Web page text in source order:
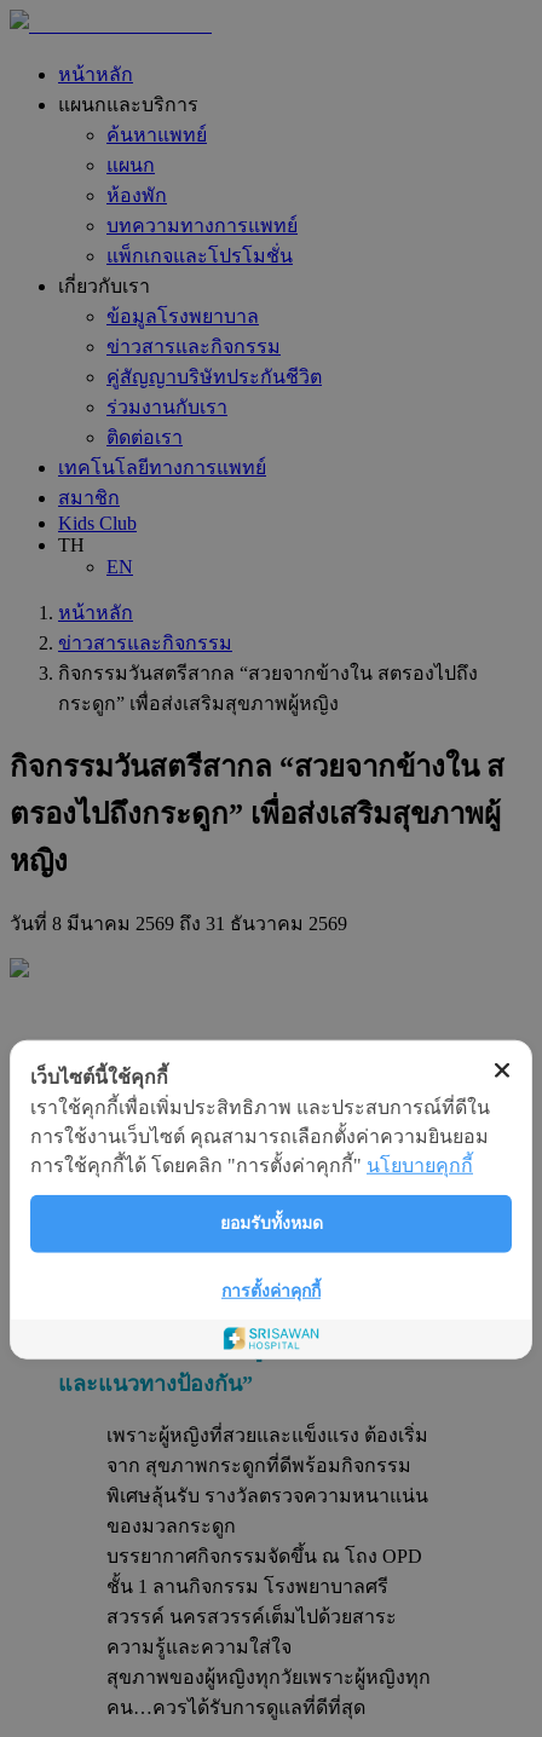
หน้าหลัก
แผนกและบริการ
ค้นหาแพทย์
แผนก
ห้องพัก
บทความทางการแพทย์
แพ็กเกจและโปรโมชั่น
เกี่ยวกับเรา
ข้อมูลโรงพยาบาล
ข่าวสารและกิจกรรม
คู่สัญญาบริษัทประกันชีวิต
ร่วมงานกับเรา
ติดต่อเรา
เทคโนโลยีทางการแพทย์
สมาชิก
Kids Club
TH
EN
หน้าหลัก
ข่าวสารและกิจกรรม
กิจกรรมวันสตรีสากล “สวยจากข้างใน สตรองไปถึง
กระดูก” เพื่อส่งเสริมสุขภาพผู้หญิง
กิจกรรมวันสตรีสากล “สวยจากข้างใน ส
ตรองไปถึงกระดูก” เพื่อส่งเสริมสุขภาพผู้
หญิง
วันที่ 8 มีนาคม 2569 ถึง 31 ธันวาคม 2569
สวยจากข้างใน สตรองไปถึงกระดูก
เนื่องในโอกาส วันสตรีสากล 2569โรงพยาบาลศรี
สวรรค์ นครสวรรค์ จัดกิจกรรมให้ความรู้ด้าน
สุขภาพสำหรับผู้หญิง
เพื่อเสริมสร้างความแข็งแรงจากภายในสู่ภายนอก
ภายในงานได้รับเกียรติจากรศ.พญ.ดร. ปิยอร นำ
ไพศาล แพทย์เฉพาะทางศัลยกรรมกระดูกและข้อ
“การตรวจมวลกระดูกเพื่อประเมินความเสี่ยง
และแนวทางป้องกัน”
เพราะผู้หญิงที่สวยและแข็งแรง ต้องเริ่ม
จาก สุขภาพกระดูกที่ดีพร้อมกิจกรรม
พิเศษลุ้นรับ รางวัลตรวจความหนาแน่น
ของมวลกระดูก
บรรยากาศกิจกรรมจัดขึ้น ณ โถง OPD
ชั้น 1 ลานกิจกรรม โรงพยาบาลศรี
สวรรค์ นครสวรรค์เต็มไปด้วยสาระ
ความรู้และความใส่ใจ
สุขภาพของผู้หญิงทุกวัยเพราะผู้หญิงทุก
คน…ควรได้รับการดูแลที่ดีที่สุด
เว็บไซต์นี้ใช้คุกกี้
เราใช้คุกกี้เพื่อเพิ่มประสิทธิภาพ และประสบการณ์ที่ดีใน
การใช้งานเว็บไซต์ คุณสามารถเลือกตั้งค่าความยินยอม
การใช้คุกกี้ได้ โดยคลิก "การตั้งค่าคุกกี้" นโยบายคุกกี้
ยอมรับทั้งหมด
การตั้งค่าคุกกี้